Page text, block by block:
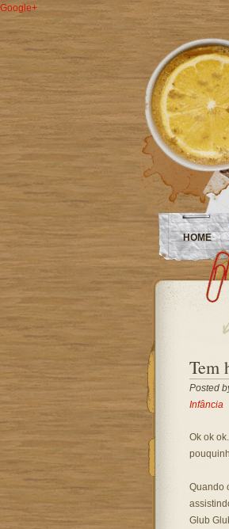
Google+
HOME
Tem
Posted
Infância
Ok ok
Quando
Glub